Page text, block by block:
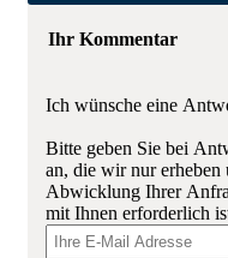
Ihr Kommentar
Ich wünsche eine
Bitte geben Sie bei
an, die wir nur erheben
Abwicklung Ihrer
mit Ihnen erforderlich